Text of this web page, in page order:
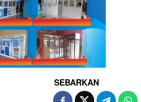
SEBARKAN